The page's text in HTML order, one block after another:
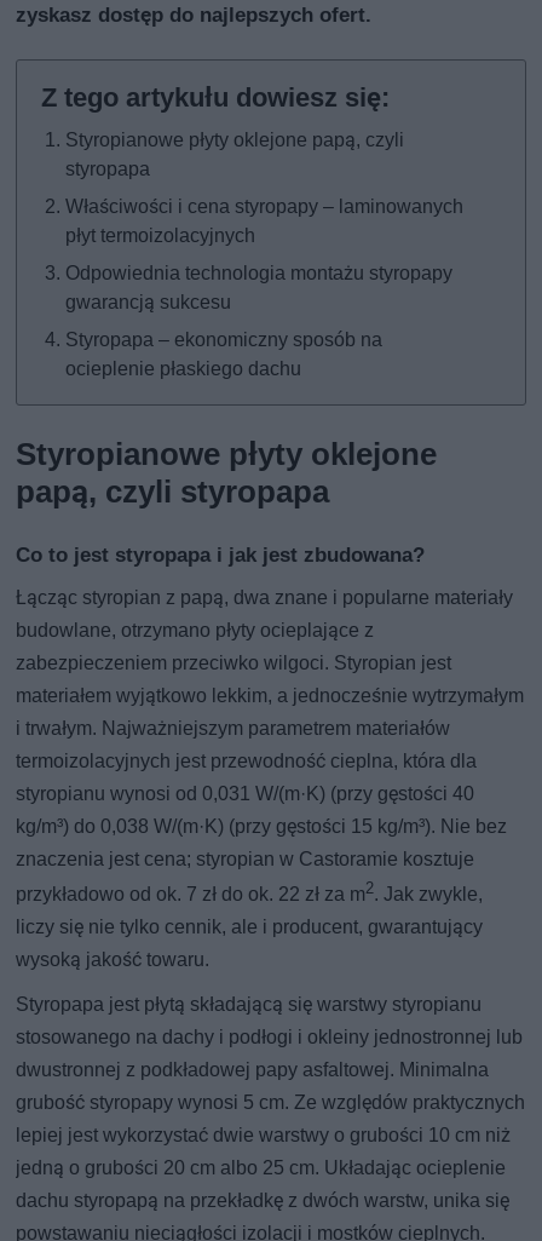
zyskasz dostęp do najlepszych ofert.
Styropianowe płyty oklejone papą, czyli
styropapa
Właściwości i cena styropapy – laminowanych
płyt termoizolacyjnych
Odpowiednia technologia montażu styropapy
gwarancją sukcesu
Styropapa – ekonomiczny sposób na
ocieplenie płaskiego dachu
Styropianowe płyty oklejone
papą, czyli styropapa
Co to jest styropapa i jak jest zbudowana?
Łącząc styropian z papą, dwa znane i popularne materiały
budowlane, otrzymano płyty ocieplające z
zabezpieczeniem przeciwko wilgoci. Styropian jest
materiałem wyjątkowo lekkim, a jednocześnie wytrzymałym
i trwałym. Najważniejszym parametrem materiałów
termoizolacyjnych jest przewodność cieplna, która dla
styropianu wynosi od 0,031 W/(m·K) (przy gęstości 40
kg/m³) do 0,038 W/(m·K) (przy gęstości 15 kg/m³). Nie bez
znaczenia jest cena; styropian w Castoramie kosztuje
przykładowo od ok. 7 zł do ok. 22 zł za m2. Jak zwykle,
liczy się nie tylko cennik, ale i producent, gwarantujący
wysoką jakość towaru.
Styropapa jest płytą składającą się warstwy styropianu
stosowanego na dachy i podłogi i okleiny jednostronnej lub
dwustronnej z podkładowej papy asfaltowej. Minimalna
grubość styropapy wynosi 5 cm. Ze względów praktycznych
lepiej jest wykorzystać dwie warstwy o grubości 10 cm niż
jedną o grubości 20 cm albo 25 cm. Układając ocieplenie
dachu styropapą na przekładkę z dwóch warstw, unika się
powstawaniu nieciągłości izolacji i mostków cieplnych.